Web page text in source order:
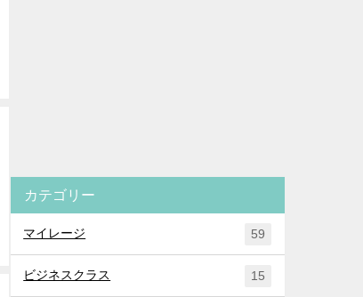
カテゴリー
マイレージ 59
ビジネスクラス 15